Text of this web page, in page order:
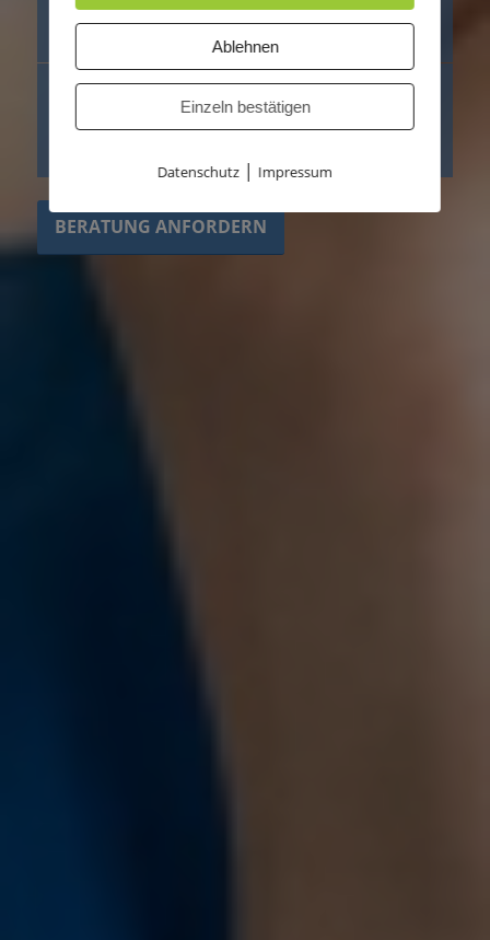
Kommunikation, Sicherheit und schnelle Hilfe auf
Knopfdruck
TKNS unterstützt Gesundheitseinrichtungen bei der
Planung, Lieferung, Modernisierung, Wartung und dem
technischen Support von Rufanlagen, Alarmierungs- und
BERATUNG ANFORDERN
Ablehnen
Einzeln bestätigen
Datenschutz| Impressum